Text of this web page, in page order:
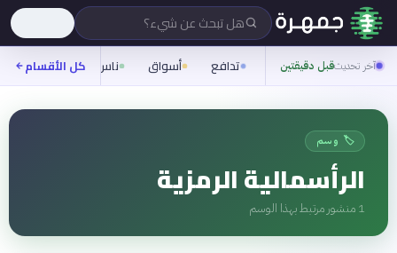
هل تبحث عن شيء؟
آخر تحديثقبل دقيقتين تدافع أسواق ناس روح
كل الأقسام
🏷️ وسم
الرأسمالية الرمزية
1 منشور مرتبط بهذا الوسم